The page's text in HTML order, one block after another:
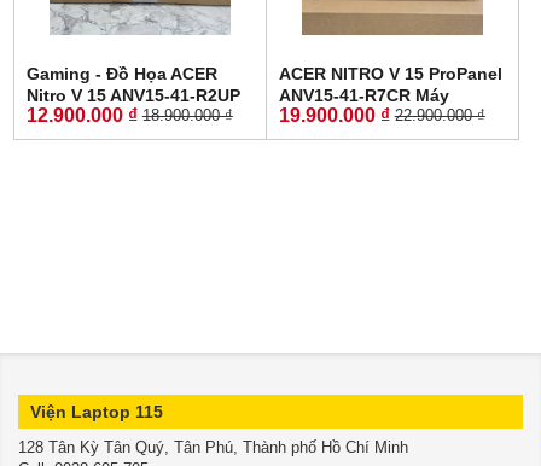
Gaming - Đồ Họa ACER
Nitro V 15 ANV15-41-R2UP
Máy LikeNew-Bảo Hành
Hãng RYZEN 5-6600H RAM
12.900.000 ₫ 18.900.000 ₫
ACER NITRO V 15 ProPanel
ANV15-41-R7CR Máy
LikeNew-Còn Bảo Hành
Hãng RYZEN 5-7535HS
19.900.000 ₫ 22.900.000 ₫
Viện Laptop 115
128 Tân Kỳ Tân Quý, Tân Phú, Thành phố Hồ Chí Minh